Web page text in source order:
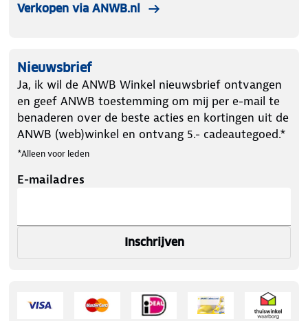
Verkopen via ANWB.nl
Nieuwsbrief
Ja, ik wil de ANWB Winkel nieuwsbrief ontvangen
en geef ANWB toestemming om mij per e-mail te
benaderen over de beste acties en kortingen uit de
ANWB (web)winkel en ontvang 5.- cadeautegoed.*
*Alleen voor leden
E-mailadres
Inschrijven